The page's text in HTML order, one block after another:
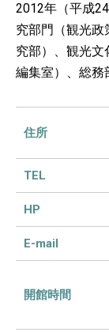
2012年（平成
究部門（観光
究部）、観光文
編集室）、総務
住所
TEL
HP
E-mail
開館時間